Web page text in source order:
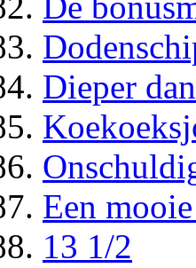
Dieper
Een
13 1/2